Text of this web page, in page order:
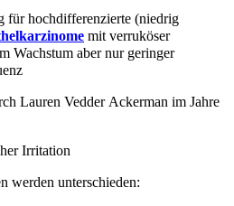
für hochdifferenzierte (niedrig
mit verruköser
Wachstum aber nur geringer
Lauren Vedder Ackerman im Jahre
Irritation
werden unterschieden: